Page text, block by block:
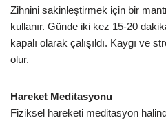
Zihnini sakinleştirmek için bir
kullanır. Günde iki kez 15-20
kapalı olarak çalışıldı. Kaygı ve
olur.
Hareket Meditasyonu
Fiziksel hareketi meditasyon